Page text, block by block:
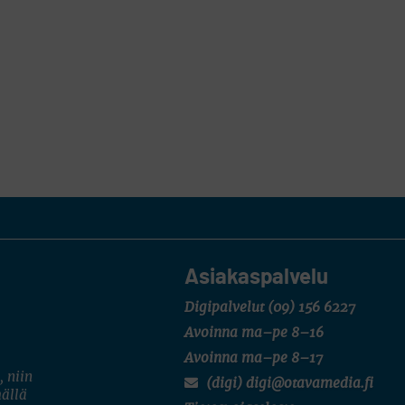
Asiakaspalvelu
Digipalvelut (09) 156 6227
Avoinna ma–pe 8–16
Avoinna ma–pe 8–17
(digi) digi@otavamedia.fi
niin